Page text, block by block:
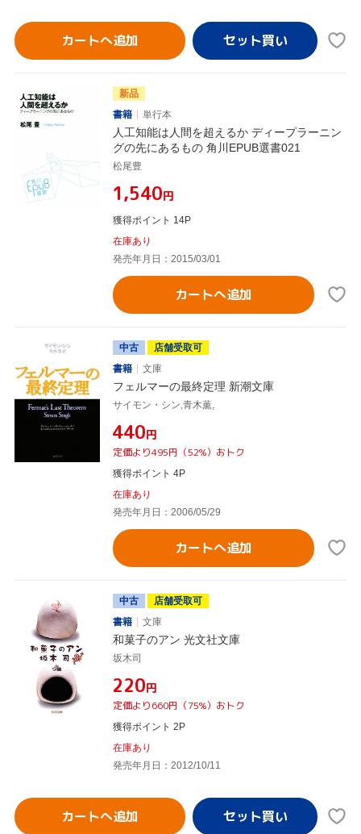
カートへ追加
新品
書籍
単行本
人工知能は人間を超えるか ディープラーニン
グの先にあるもの 角川EPUB選書021
松尾豊
¥1,540円
獲得ポイント 14P
在庫あり
発売年月日：2015/03/01
カートへ追加
中古
店舗受取可
書籍
文庫
フェルマーの最終定理 新潮文庫
サイモン・シン,青木薫,
¥440円
定価より495円（52%）おトク
獲得ポイント 4P
在庫あり
発売年月日：2006/05/29
カートへ追加
中古
店舗受取可
書籍
文庫
和菓子のアン 光文社文庫
坂木司
¥220円
定価より660円（75%）おトク
獲得ポイント 2P
在庫あり
発売年月日：2012/10/11
カートへ追加